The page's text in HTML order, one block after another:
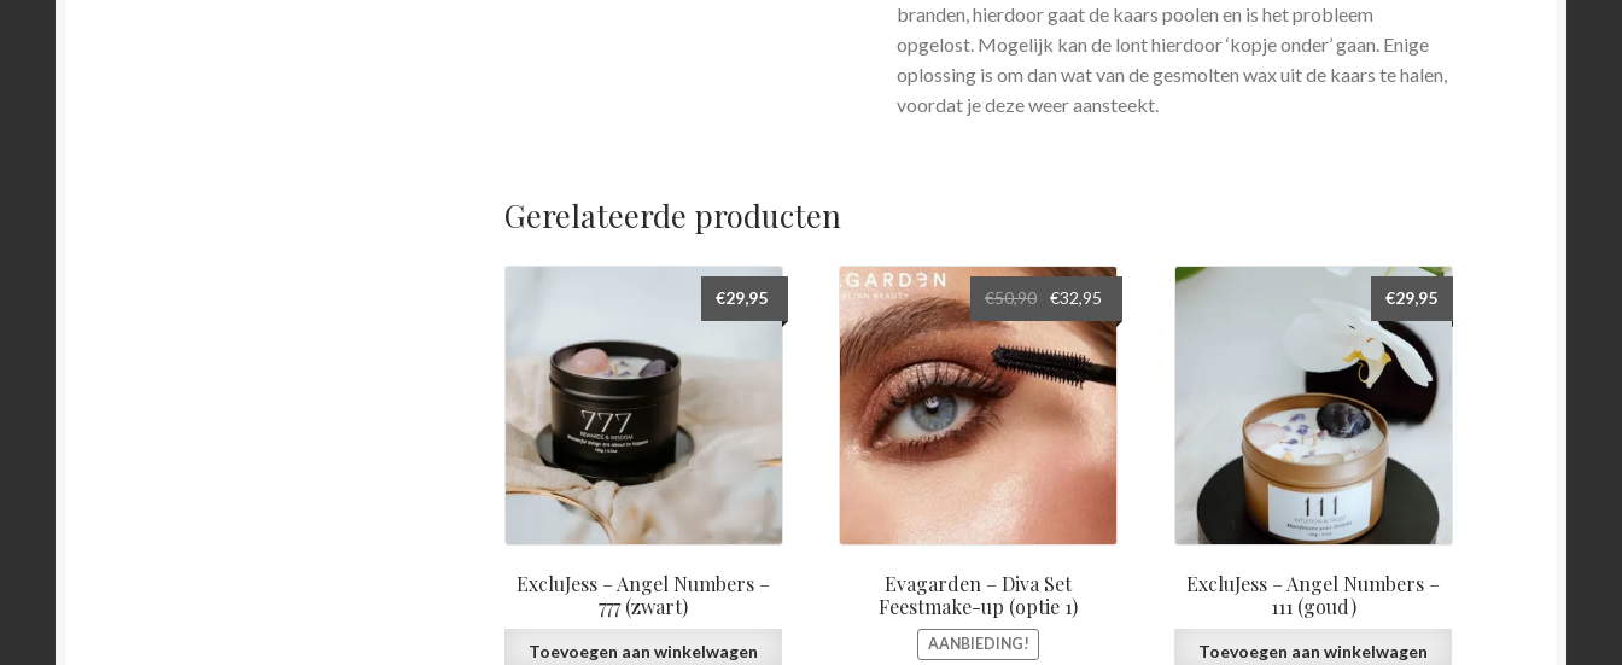
branden, hierdoor gaat de kaars poolen en is het probleem
opgelost. Mogelijk kan de lont hierdoor ‘kopje onder’ gaan. Enige
oplossing is om dan wat van de gesmolten wax uit de kaars te halen,
voordat je deze weer aansteekt.
Gerelateerde producten
ExcluJess – Angel Numbers –
777 (zwart)
€29,95
Toevoegen aan winkelwagen
Evagarden – Diva Set
Feestmake-up (optie 1)
AANBIEDING!
€50,90
Oorspronkelijke
prijs
was:
€50,90.
€32,95
prijs
is:
€32,95.
ExcluJess – Angel Numbers –
111 (goud)
€29,95
Toevoegen aan winkelwagen